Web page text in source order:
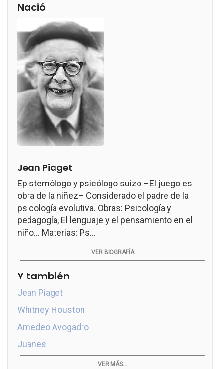
Nació
Jean Piaget
Epistemólogo y psicólogo suizo –El juego es
obra de la niñez– Considerado el padre de la
psicología evolutiva. Obras: Psicología y
pedagogía, El lenguaje y el pensamiento en el
niño... Materias: Ps...
VER BIOGRAFÍA
Y también
Jean Piaget
Whitney Houston
Amedeo Avogadro
Juanes
VER MÁS...